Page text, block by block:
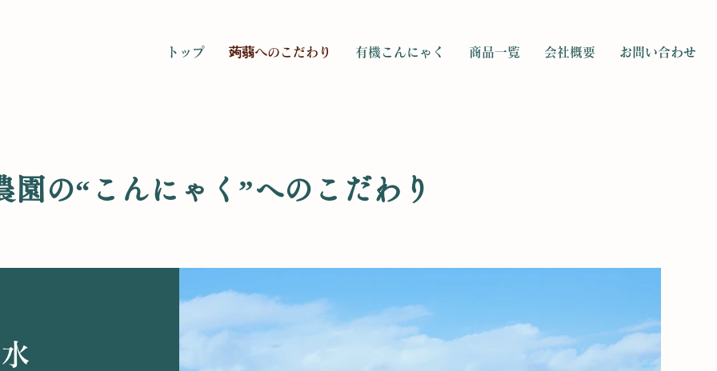
トップ 蒟蒻へのこだわり 有機こんにゃく 商品一覧 会社概要 お問い合わせ
園の“こんにゃく”へのこだわり